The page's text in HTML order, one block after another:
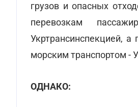
грузов и опасных
перевозкам
Укртрансинспекцией,
морским транспортом -
ОДНАКО: